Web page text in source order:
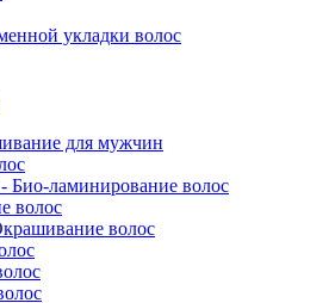
укладки волос
для мужчин
Био-ламинирование волос
волос
волос